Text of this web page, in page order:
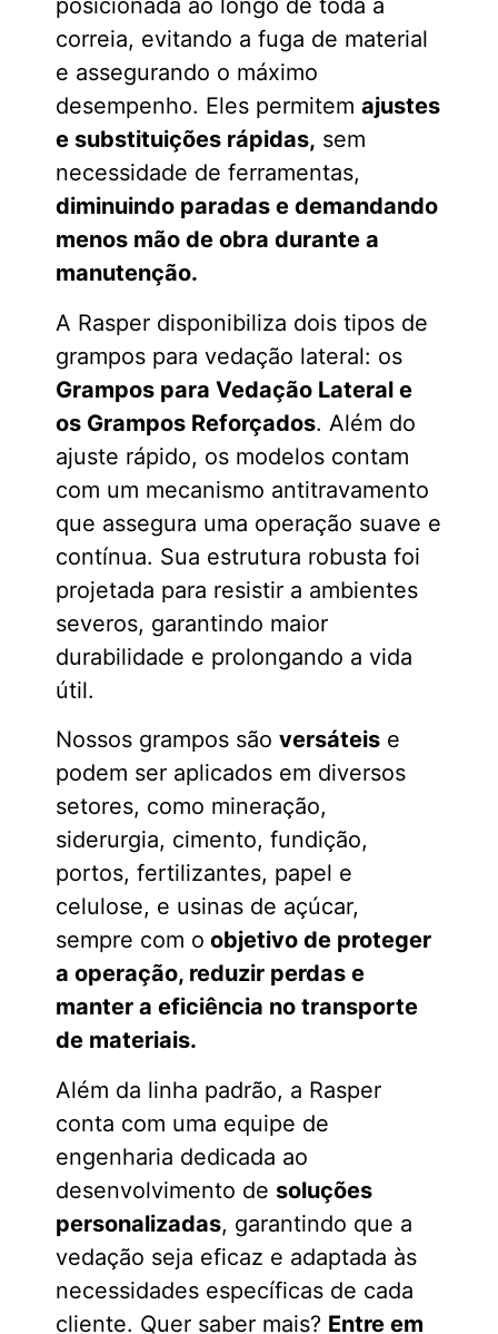
posicionada ao longo de toda a
correia, evitando a fuga de material
e assegurando o máximo
desempenho. Eles permitem ajustes
e substituições rápidas, sem
necessidade de ferramentas,
diminuindo paradas e demandando
menos mão de obra durante a
manutenção.
A Rasper disponibiliza dois tipos de
grampos para vedação lateral: os
Grampos para Vedação Lateral e
os Grampos Reforçados. Além do
ajuste rápido, os modelos contam
com um mecanismo antitravamento
que assegura uma operação suave e
contínua. Sua estrutura robusta foi
projetada para resistir a ambientes
severos, garantindo maior
durabilidade e prolongando a vida
útil.
Nossos grampos são versáteis e
podem ser aplicados em diversos
setores, como mineração,
siderurgia, cimento, fundição,
portos, fertilizantes, papel e
celulose, e usinas de açúcar,
sempre com o objetivo de proteger
a operação, reduzir perdas e
manter a eficiência no transporte
de materiais.
Além da linha padrão, a Rasper
conta com uma equipe de
engenharia dedicada ao
desenvolvimento de soluções
personalizadas, garantindo que a
vedação seja eficaz e adaptada às
necessidades específicas de cada
cliente. Quer saber mais? Entre em